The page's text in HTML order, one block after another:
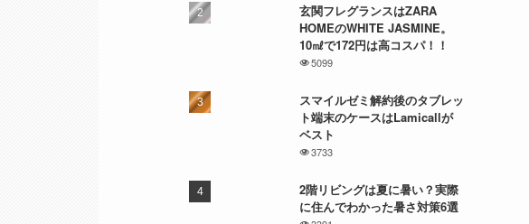
玄関フレグランスはZARA
HOMEのWHITE JASMINE。
10㎖で172円は高コスパ！！
5099
スマイルゼミ解約後のタブレッ
ト端末のケースはLamicallが
ベスト
3733
2階リビングは夏に暑い？実際
に住んでわかった暑さ対策6選